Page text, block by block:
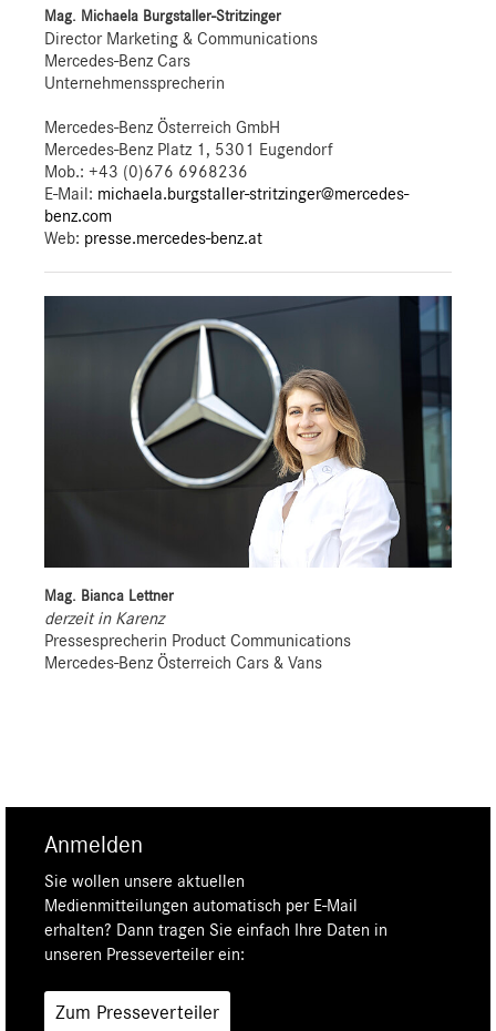
Mag. Michaela Burgstaller-Stritzinger
Director Marketing & Communications
Mercedes-Benz Cars
Unternehmenssprecherin
Mercedes-Benz Österreich GmbH
Mercedes-Benz Platz 1, 5301 Eugendorf
Mob.: +43 (0)676 6968236
E-Mail: michaela.burgstaller-stritzinger@mercedes-
benz.com
Web: presse.mercedes-benz.at
Mag. Bianca Lettner
derzeit in Karenz
Pressesprecherin Product Communications
Mercedes-Benz Österreich Cars & Vans
Anmelden
Sie wollen unsere aktuellen
Medienmitteilungen automatisch per E-Mail
erhalten? Dann tragen Sie einfach Ihre Daten in
unseren Presseverteiler ein:
Zum Presseverteiler